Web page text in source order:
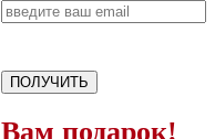
ПОЛУЧИТЬ
Вам подарок!